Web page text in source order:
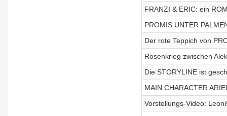
FRANZI & ERIC: ein
PROMIS UNTER
Der rote Teppich von
Rosenkrieg zwischen
Die STORYLINE ist
MAIN CHARACTER
Vorstellungs-Video: